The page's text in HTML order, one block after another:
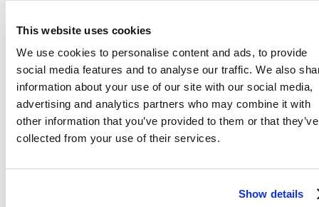
This website uses cookies
We use cookies to personalise content and ads, to provide
social media features and to analyse our traffic. We also
information about your use of our site with our social media,
advertising and analytics partners who may combine it with
other information that you’ve provided to them or that they’ve
collected from your use of their services.
Show details
Lidl reste le premier investisseur média et pèse 45% de
part de voix TV. L’image de Lidl progresse sur les items
promotion / prix / choix et la cote d’amour grimpe de
plus de 3 pts vs 2016.
Le groupe U gagne +0.1pt de Pdm et pèse 10.4% des